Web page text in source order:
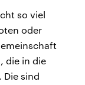
so viel
oder
die in die
Die sind